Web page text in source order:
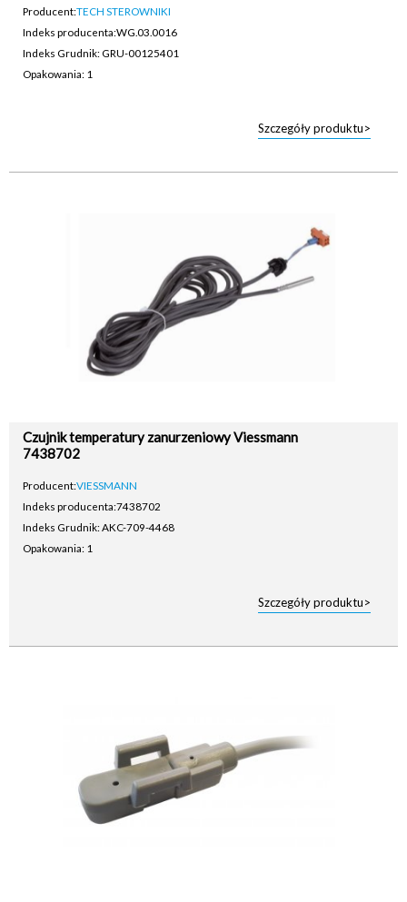
Producent:TECH STEROWNIKI
Indeks producenta:WG.03.0016
Indeks Grudnik: GRU-00125401
Opakowania: 1
Szczegóły produktu>
Czujnik temperatury zanurzeniowy Viessmann
7438702
Producent:VIESSMANN
Indeks producenta:7438702
Indeks Grudnik: AKC-709-4468
Opakowania: 1
Szczegóły produktu>